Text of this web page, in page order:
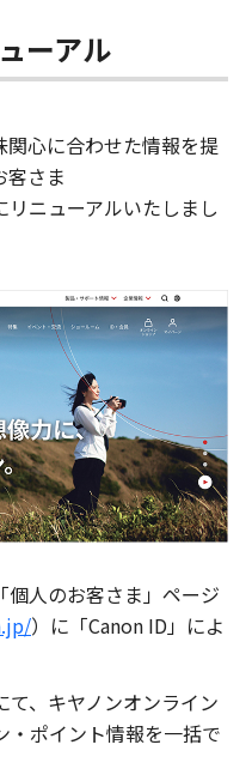
ーアル
心に合わせた情報を提
客さま
リニューアルいたしまし
個人のお客さま」ページ
）に「Canon ID」によ
て、キヤノンオンライン
・ポイント情報を一括で